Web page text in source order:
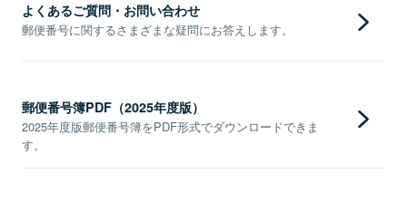
よくあるご質問・お問い合わせ
郵便番号に関するさまざまな疑問にお答えします。
郵便番号簿PDF（2025年度版）
2025年度版郵便番号簿をPDF形式でダウンロードできま
す。